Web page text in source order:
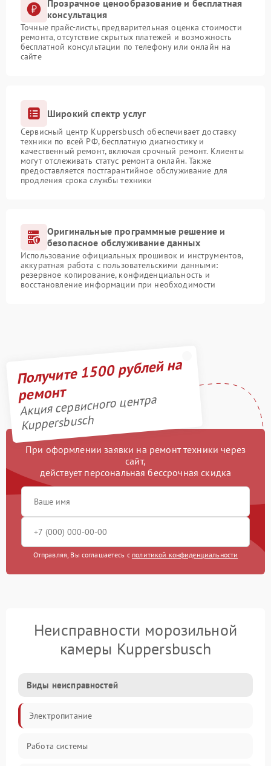
Прозрачное ценообразование и бесплатная
консультация
Точные прайс-листы, предварительная оценка стоимости
ремонта, отсутствие скрытых платежей и возможность
бесплатной консультации по телефону или онлайн на
сайте
Широкий спектр услуг
Сервисный центр Kuppersbusch обеспечивает доставку
техники по всей РФ, бесплатную диагностику и
качественный ремонт, включая срочный ремонт. Клиенты
могут отслеживать статус ремонта онлайн. Также
предоставляется постгарантийное обслуживание для
продления срока службы техники
Оригинальные программные решение и
безопасное обслуживание данных
Использование официальных прошивок и инструментов,
аккуратная работа с пользовательскими данными:
резервное копирование, конфиденциальность и
восстановление информации при необходимости
Получите 1500 рублей на
ремонт
Акция сервисного центра
Kuppersbusch
При оформлении заявки на ремонт техники через
сайт,
действует персональная бессрочная скидка
Отправляя, Вы соглашаетесь с политикой конфиденциальности
Неисправности морозильной
камеры Kuppersbusch
Виды неисправностей
Электропитание
Работа системы